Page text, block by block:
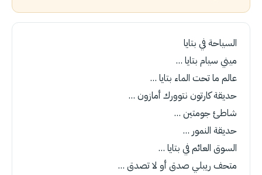
السياحة في بتايا
ميني سيام بتايا ...
عالم ما تحت الماء بتايا ...
حديقة كارتون نتوورك أمازون ...
شاطئ جومتين ...
حديقة النمور ...
السوق العائم في بتايا ...
متحف ريبلي صدق أو لا تصدق ...